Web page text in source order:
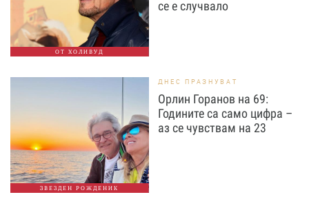
ОТ ХОЛИВУД
се е случвало
ЗВЕЗДЕН РОЖДЕНИК
ДНЕС ПРАЗНУВАТ
Орлин Горанов на 69:
Годините са само цифра –
аз се чувствам на 23